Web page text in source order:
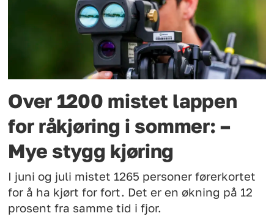
Over 1200 mistet lappen
for råkjøring i sommer: –
Mye stygg kjøring
I juni og juli mistet 1265 personer førerkortet
for å ha kjørt for fort. Det er en økning på 12
prosent fra samme tid i fjor.